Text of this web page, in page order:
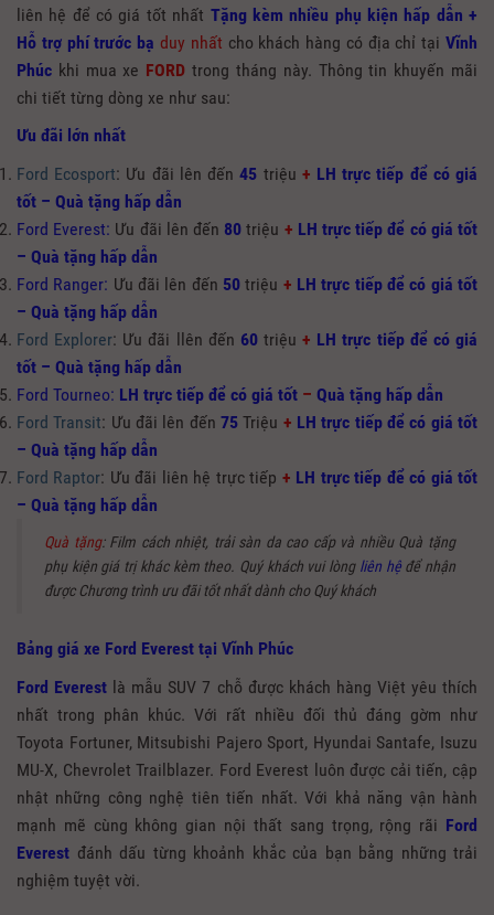
liên hệ để có giá tốt nhất Tặng kèm nhiều phụ kiện hấp dẫn +
Hỗ trợ phí trước bạ duy nhất cho khách hàng có địa chỉ tạiVĩnh
Phúc khi mua xe FORD trong tháng này. Thông tin khuyến mãi
chi tiết từng dòng xe như sau:
Ưu đãi lớn nhất
Ford Ecosport: Ưu đãi lên đến 45 triệu + LH trực tiếp để có giá
tốt – Quà tặng hấp dẫn
Ford Everest: Ưu đãi lên đến 80 triệu + LH trực tiếp để có giá tốt
– Quà tặng hấp dẫn
Ford Ranger: Ưu đãi lên đến 50 triệu + LH trực tiếp để có giá tốt
– Quà tặng hấp dẫn
Ford Explorer: Ưu đãi llên đến 60triệu+ LH trực tiếp để có giá
tốt – Quà tặng hấp dẫn
Ford Tourneo: LH trực tiếp để có giá tốt – Quà tặng hấp dẫn
Ford Transit: Ưu đãi lên đến75 Triệu + LH trực tiếp để có giá tốt
– Quà tặng hấp dẫn
Ford Raptor: Ưu đãi liên hệ trực tiếp + LH trực tiếp để có giá tốt
– Quà tặng hấp dẫn
Quà tặng: Film cách nhiệt, trải sàn da cao cấp và nhiều Quà tặng
phụ kiện giá trị khác kèm theo. Quý khách vui lòng liên hệđể nhận
được Chương trình ưu đãi tốt nhất dành cho Quý khách
Bảng giá xe Ford Everest tại Vĩnh Phúc
Ford Everest là mẫu SUV 7 chỗ được khách hàng Việt yêu thích
nhất trong phân khúc. Với rất nhiều đối thủ đáng gờm như
Toyota Fortuner, Mitsubishi Pajero Sport, Hyundai Santafe, Isuzu
MU-X, Chevrolet Trailblazer. Ford Everest luôn được cải tiến, cập
nhật những công nghệ tiên tiến nhất. Với khả năng vận hành
mạnh mẽ cùng không gian nội thất sang trọng, rộng rãi Ford
Everest đánh dấu từng khoảnh khắc của bạn bằng những trải
nghiệm tuyệt vời.